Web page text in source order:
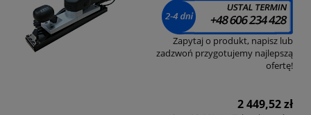
Zapytaj o produkt, napisz lub
zadzwoń przygotujemy najlepszą
ofertę!
2 449,52 zł